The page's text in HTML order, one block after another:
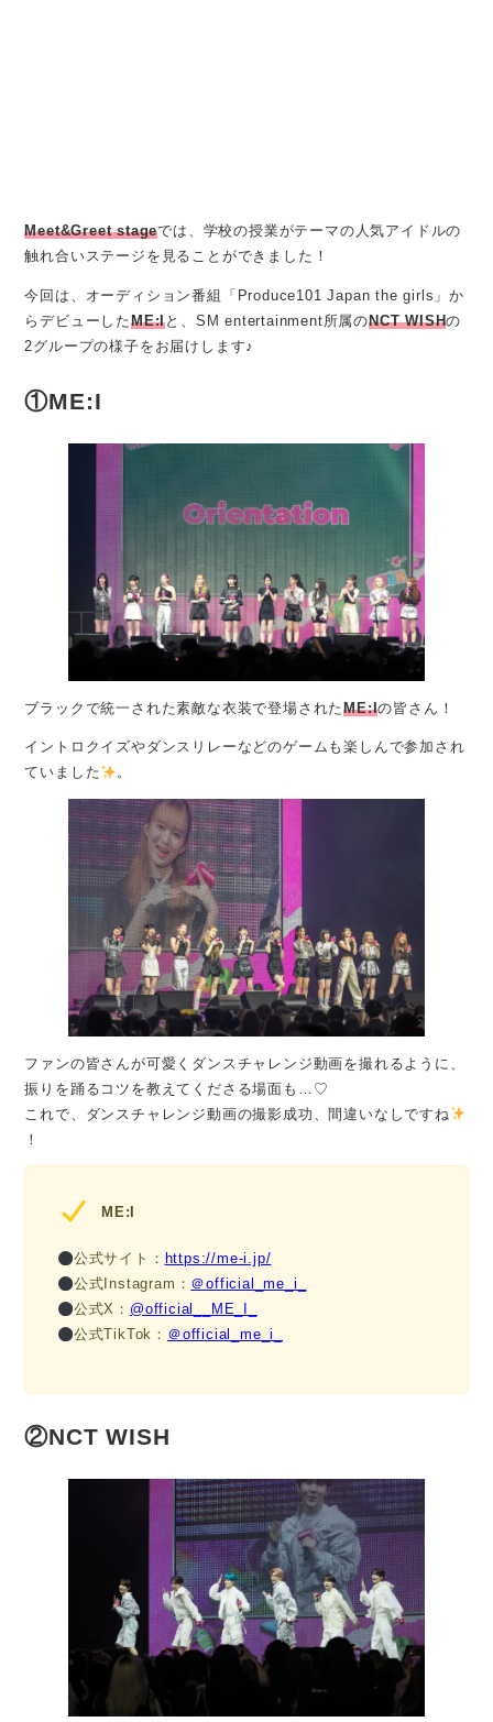
Meet&Greet stageでは、学校の授業がテーマの人気アイドルの
触れ合いステージを見ることができました！
今回は、オーディション番組「Produce101 Japan the girls」か
らデビューしたME:Iと、SM entertainment所属のNCT WISHの
2グループの様子をお届けします♪
①ME:I
ブラックで統一された素敵な衣装で登場されたME:Iの皆さん！
イントロクイズやダンスリレーなどのゲームも楽しんで参加され
ていました
。
ファンの皆さんが可愛くダンスチャレンジ動画を撮れるように、
振りを踊るコツを教えてくださる場面も…♡
これで、ダンスチャレンジ動画の撮影成功、間違いなしですね
！
ME:I
公式サイト： https://me-i.jp/
公式Instagram： ＠official_me_i_
公式X： @official__ME_I_
公式TikTok： ＠official_me_i_
②NCT WISH